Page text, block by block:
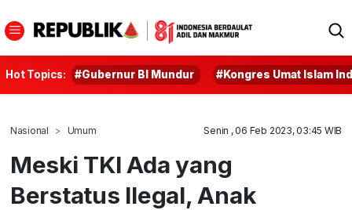
Hot Topics: #Gubernur BI Mundur #Kongres Umat Islam
Nasional Umum Senin , 06 Feb 2023, 03:45 WIB
Meski TKI Ada yang
Berstatus Ilegal, Anak